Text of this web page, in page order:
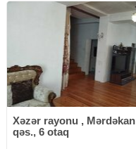
evi satılır 6 otaqlı ev mətbəx
Xəzər rayonu , Mərdəkan
qəs., 6 otaq